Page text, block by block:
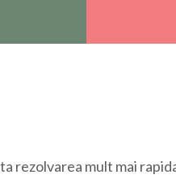
rezolvarea mult mai